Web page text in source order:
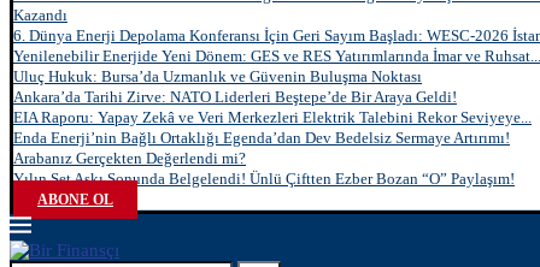
Kazandı
6. Dünya Enerji Depolama Konferansı İçin Geri Sayım Başladı: WESC-2026
Yenilenebilir Enerjide Yeni Dönem: GES ve RES Yatırımlarında İmar ve Ruhsat...
Uluç Hukuk: Bursa’da Uzmanlık ve Güvenin Buluşma Noktası
Ankara’da Tarihi Zirve: NATO Liderleri Beştepe’de Bir Araya Geldi!
EIA Raporu: Yapay Zekâ ve Veri Merkezleri Elektrik Talebini Rekor Seviyeye...
Enda Enerji’nin Bağlı Ortaklığı Egenda’dan Dev Bedelsiz Sermaye Artırımı!
Arabanız Gerçekten Değerlendi mi?
Yılın Set Aşkı Sonunda Belgelendi! Ünlü Çiftten Ezber Bozan “O” Paylaşım!
ABONE OL